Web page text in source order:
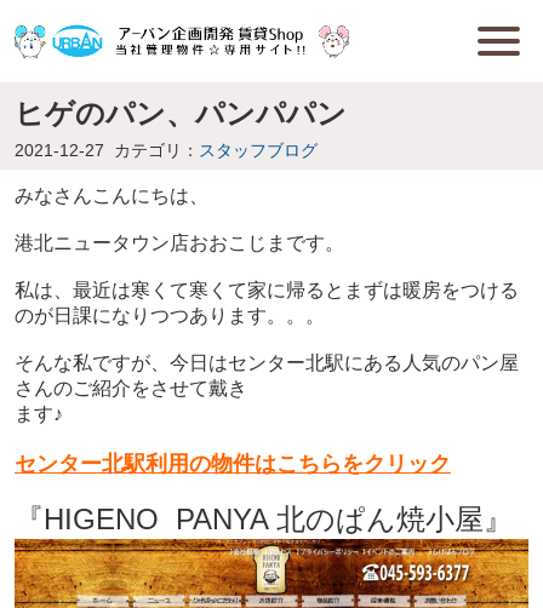
ヒゲのパン、パンパパン
2021-12-27 カテゴリ： スタッフブログ
みなさんこんにちは、
港北ニュータウン店おおこじまです。
私は、最近は寒くて寒くて家に帰るとまずは暖房をつける
のが日課になりつつあります。。。
そんな私ですが、今日はセンター北駅にある人気のパン屋
さんのご紹介をさせて戴き
ます♪
センター北駅利用の物件はこちらをクリック
『HIGENO PANYA 北のぱん焼小屋』